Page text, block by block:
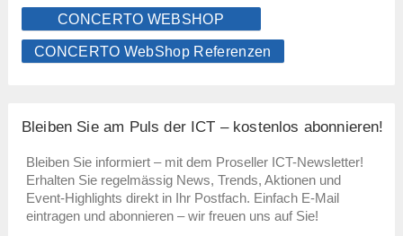
CONCERTO WEBSHOP
CONCERTO WebShop Referenzen
Bleiben Sie am Puls der ICT – kostenlos abonnieren!
Bleiben Sie informiert – mit dem Proseller ICT-Newsletter!
Erhalten Sie regelmässig News, Trends, Aktionen und
Event-Highlights direkt in Ihr Postfach. Einfach E-Mail
eintragen und abonnieren – wir freuen uns auf Sie!